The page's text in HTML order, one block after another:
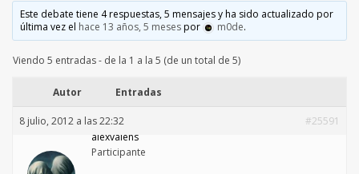
Entrar
Este debate tiene 4 respuestas, 5 mensajes y ha sido actualizado por
última vez el hace 13 años, 5 mesespor m0de.
Viendo 5 entradas - de la 1 a la 5 (de un total de 5)
Autor Entradas
8 julio, 2012 a las 22:32
#25591
alexvalens
Participante